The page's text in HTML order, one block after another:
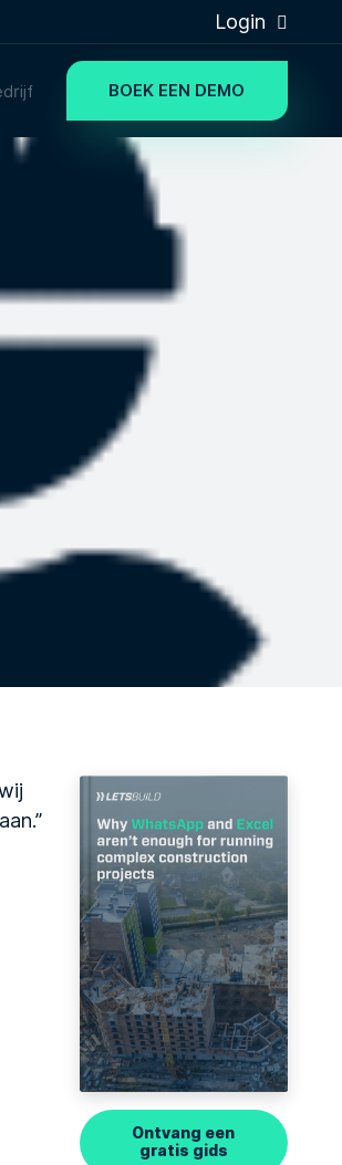
Login
BOEK EEN DEMO
Ontvang een
gratis gids